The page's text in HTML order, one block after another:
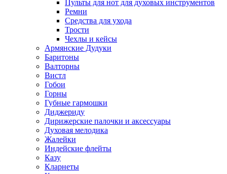
Пульты для нот для духовых инструментов
Ремни
Средства для ухода
Трости
Чехлы и кейсы
Армянские Дудуки
Баритоны
Валторны
Вистл
Гобои
Горны
Губные гармошки
Диджериду
Дирижерские палочки и аксессуары
Духовая мелодика
Жалейки
Индейские флейты
Казу
Кларнеты